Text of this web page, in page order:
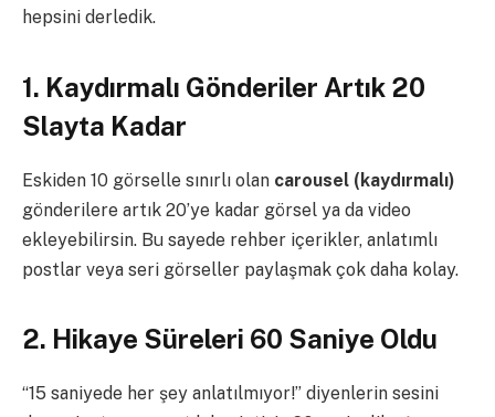
hepsini derledik.
1. Kaydırmalı Gönderiler Artık 20
Slayta Kadar
Eskiden 10 görselle sınırlı olan carousel (kaydırmalı)
gönderilere artık 20’ye kadar görsel ya da video
ekleyebilirsin. Bu sayede rehber içerikler, anlatımlı
postlar veya seri görseller paylaşmak çok daha kolay.
2. Hikaye Süreleri 60 Saniye Oldu
“15 saniyede her şey anlatılmıyor!” diyenlerin sesini